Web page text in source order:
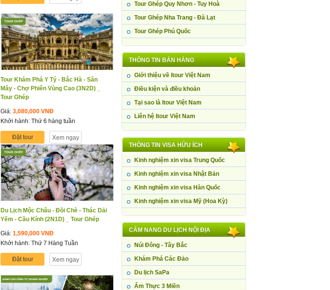
Tour Ghép Quy Nhơn - Tuy Hoà
Tour Ghép Nha Trang - Đà Lạt
Tour Ghép Phú Quốc
THÔNG TIN BÁN HÀNG
Giới thiệu về Itour Việt Nam
Điều kiện và điều khoản
Tại sao là Itour Việt Nam
Liên hệ Itour Việt Nam
THÔNG TIN VISA HỮU ÍCH
Kinh nghiệm xin visa Trung Quốc
Kinh nghiệm xin visa Nhật Bản
Kinh nghiệm xin visa Hàn Quốc
Kinh nghiệm xin visa Mỹ (Hoa Kỳ)
CẨM NANG DU LỊCH NỘI ĐỊA
Núi Đông - Tây Bắc
Khám Phá Các Đảo
Du lịch SaPa
Ẩm Thực 3 Miền
Tour Khám Phá Y Tý - Bắc Hà - Săn
Mây - Chợ Phiên Vùng Cao (3N2D) _
Tour Ghép
Giá: 3,080,000 VNĐ
Khởi hành: Thứ 6 hàng tuần
Đặt tour Xem ngay
Du Lịch Mộc Châu - Đồi Chè - Thác Dải
Yếm - Cầu Kính (2N1D) _ Tour Ghép
Giá: 1,590,000 VNĐ
Khởi hành: Thứ 7 Hàng Tuần
Đặt tour Xem ngay